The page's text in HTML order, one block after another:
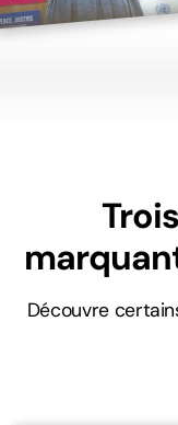
Découvre